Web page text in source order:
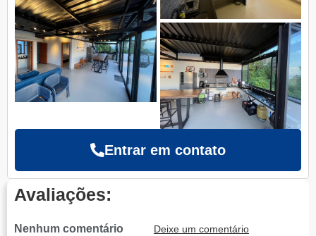
Entrar em contato
Avaliações:
Nenhum comentário Deixe um comentário